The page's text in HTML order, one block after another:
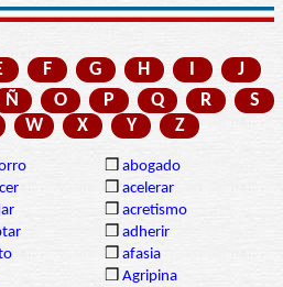
F G H I
J
Ñ O P Q R
S
W X Y Z
❒ abogado
❒ acelerar
❒ acretismo
❒ adherir
❒ afasia
❒ Agripina